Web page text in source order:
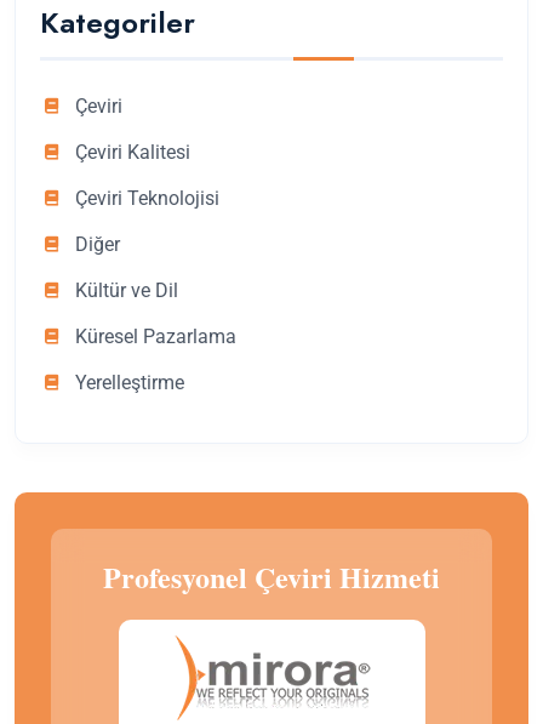
Kategoriler
Çeviri
Çeviri Kalitesi
Çeviri Teknolojisi
Diğer
Kültür ve Dil
Küresel Pazarlama
Yerelleştirme
Profesyonel Çeviri Hizmeti